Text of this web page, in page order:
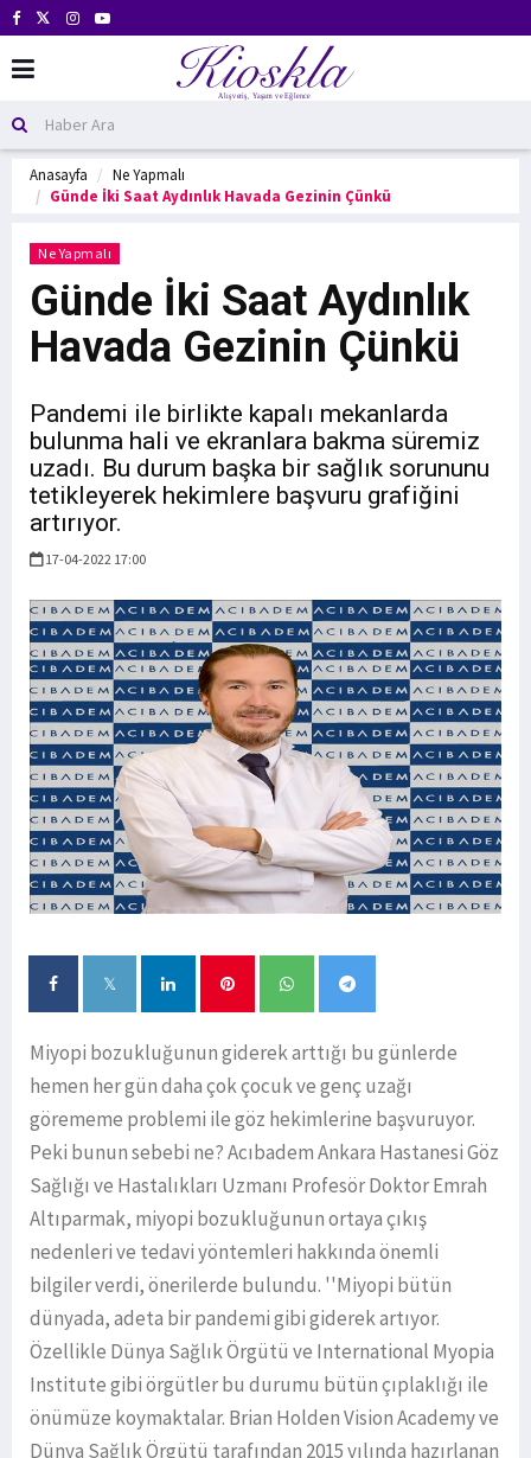
Anasayfa
Ne Yapmalı
Günde İki Saat Aydınlık Havada Gezinin Çünkü
Ne Yapmalı
Günde İki Saat Aydınlık
Havada Gezinin Çünkü
Pandemi ile birlikte kapalı mekanlarda
bulunma hali ve ekranlara bakma süremiz
uzadı. Bu durum başka bir sağlık sorununu
tetikleyerek hekimlere başvuru grafiğini
artırıyor.
17-04-2022 17:00
Miyopi bozukluğunun giderek arttığı bu günlerde
hemen her gün daha çok çocuk ve genç uzağı
görememe problemi ile göz hekimlerine başvuruyor.
Peki bunun sebebi ne? Acıbadem Ankara Hastanesi Göz
Sağlığı ve Hastalıkları Uzmanı Profesör Doktor Emrah
Altıparmak, miyopi bozukluğunun ortaya çıkış
nedenleri ve tedavi yöntemleri hakkında önemli
bilgiler verdi, önerilerde bulundu. ''Miyopi bütün
dünyada, adeta bir pandemi gibi giderek artıyor.
Özellikle Dünya Sağlık Örgütü ve International Myopia
Institute gibi örgütler bu durumu bütün çıplaklığı ile
önümüze koymaktalar. Brian Holden Vision Academy ve
Dünya Sağlık Örgütü tarafından 2015 yılında hazırlanan